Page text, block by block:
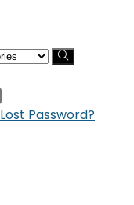
Lost Password?